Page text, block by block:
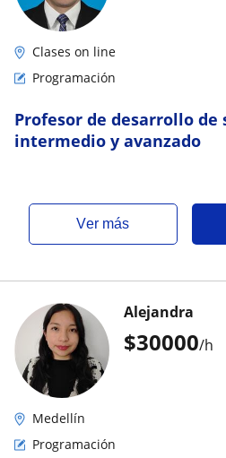
Clases on line
Programación
Profesor de desarrollo de
intermedio y avanzado
ver más
$30000/h
Alejandra
Medellín
Programación